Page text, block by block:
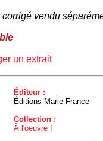
vendu
un extrait
Éditeur :
Éditions Marie-France
Collection :
À l'oeuvre !